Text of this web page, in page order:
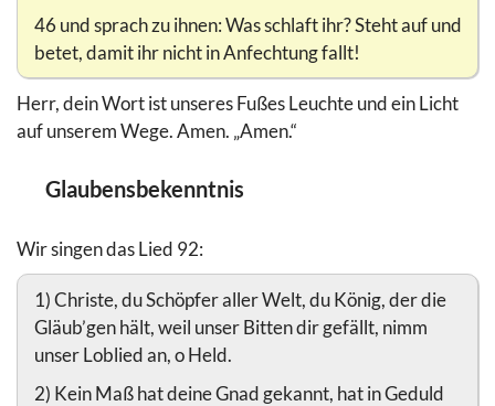
46 und sprach zu ihnen: Was schlaft ihr? Steht auf und
betet, damit ihr nicht in Anfechtung fallt!
Herr, dein Wort ist unseres Fußes Leuchte und ein Licht
auf unserem Wege. Amen. „Amen.“
Glaubensbekenntnis
Wir singen das Lied 92:
1) Christe, du Schöpfer aller Welt, du König, der die
Gläub’gen hält, weil unser Bitten dir gefällt, nimm
unser Loblied an, o Held.
2) Kein Maß hat deine Gnad gekannt, hat in Geduld